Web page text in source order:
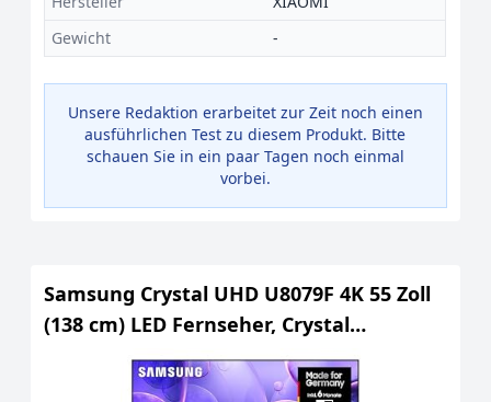
Gewicht
-
Unsere Redaktion erarbeitet zur Zeit noch einen
ausführlichen Test zu diesem Produkt. Bitte
schauen Sie in ein paar Tagen noch einmal
vorbei.
Samsung Crystal UHD U8079F 4K 55 Zoll
(138 cm) LED Fernseher, Crystal
Prozessor 4K, MetalStream Design,
SmartThings, AI Upscaling, Gaming Hub,